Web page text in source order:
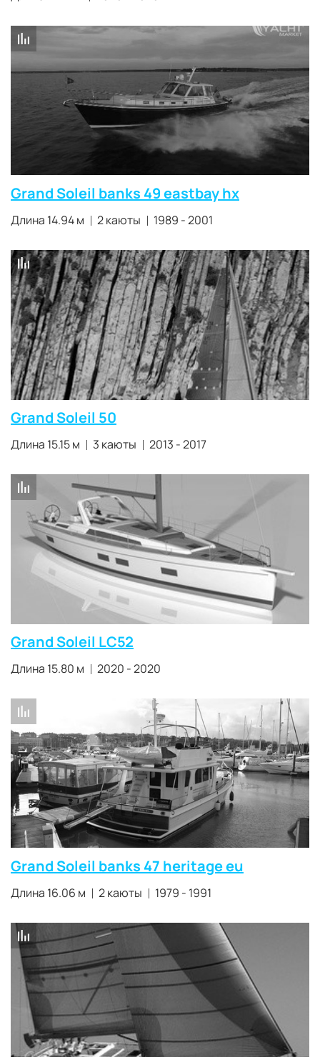
Grand Soleil banks 49 eastbay hx
Длина 14.94 м 2 каюты 1989 - 2001
Grand Soleil 50
Длина 15.15 м 3 каюты 2013 - 2017
Grand Soleil LC52
Длина 15.80 м 2020 - 2020
Grand Soleil banks 47 heritage eu
Длина 16.06 м 2 каюты 1979 - 1991